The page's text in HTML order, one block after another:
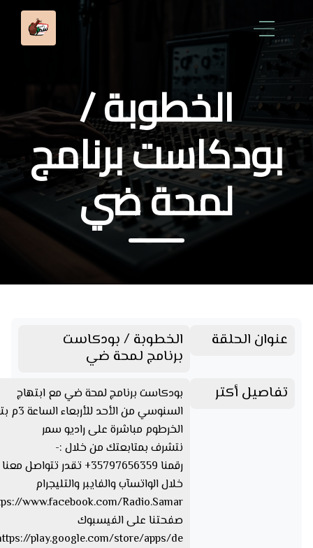
الخطوبة /
بودكاست برنامج
لمحة ضي
عنوان الحلقة الخطوبة / بودكاست
برنامج لمحة ضي
تفاصيل أكتر
بودكاست برنامج لمحة ضي مع ابتهاج
السنوسي من
الخرطوم مباشرة على راديو سمر
نتشرف بمتابعتك من خلال :-
رقمنا 35797656359+ تقدر تتواصل
خلال الواتسآب والفايبر والتليجرام
صفحتنا على الفيسبوك